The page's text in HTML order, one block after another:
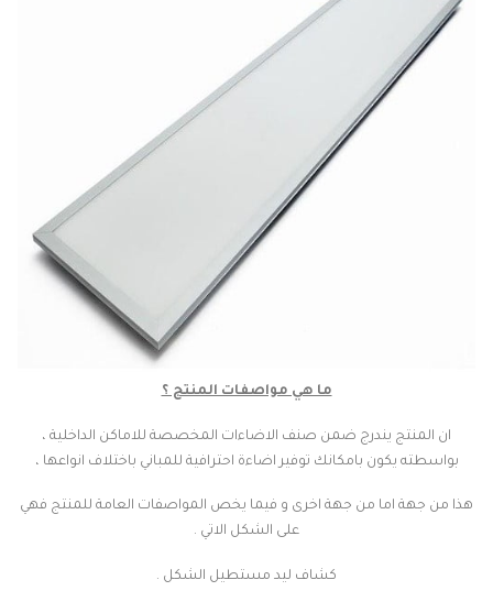
ما هي مواصفات المنتج ؟
ان المنتج يندرج ضمن صنف الاضاءات المخصصة للاماكن الداخلية ،
بواسطته يكون بامكانك توفير اضاءة احترافية للمباني باختلاف انواعها ،
هذا من جهة اما من جهة اخرى و فيما يخص المواصفات العامة للمنتج فهي
على الشكل الاتي .
كشاف ليد مستطيل الشكل .